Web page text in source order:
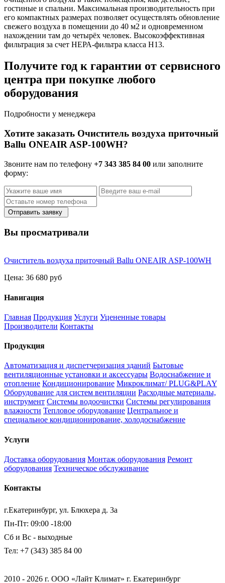
гостиные и спальни. Максимальная производительность при
его компактных размерах позволяет осуществлять обновление
свежего воздуха в помещении до 40 м2 и одновременном
нахождении там до четырёх человек. Высокоэффективная
фильтрация за счет НЕРА-фильтра класса H13.
Получите год к гарантии от сервисного
центра при покупке любого
оборудования
Подробности у менеджера
Хотите заказать Очиститель воздуха приточный
Ballu ONEAIR ASP-100WH?
Звоните нам по телефону +7 343 385 84 00 или заполните
форму:
Отправить заявку
Вы просматривали
Очиститель воздуха приточный Ballu ONEAIR ASP-100WH
Цена: 36 680 руб
Навигация
Главная Продукция Услуги Уцененные товары
Производители Контакты
Продукция
Автоматизация и диспетчеризация зданий Бытовые
вентиляционные установки и аксессуары Водоснабжение и
отопление Кондиционирование Микроклимат/ PLUG&PLAY
Оборудование для систем вентиляции Расходные материалы,
инструмент Системы водоочистки Системы регулирования
влажности Тепловое оборудование Центральное и
специальное кондиционирование, холодоснабжение
Услуги
Доставка оборудования Монтаж оборудования Ремонт
оборудования Техническое обслуживание
Контакты
г.Екатеринбург, ул. Блюхера д. 3а
Пн-Пт: 09:00 -18:00
Сб и Вс - выходные
Тел: +7 (343) 385 84 00
2010 - 2026 г. ООО «Лайт Климат» г. Екатеринбург